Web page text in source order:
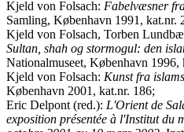
Kjeld von Folsach: Fabelvæsner
Samling, København 1991, kat.nr.
Kjeld von Folsach, Torben
Sultan, shah og stormogul: den
Nationalmuseet, København 1996,
Kjeld von Folsach: Kunst fra
København 2001, kat.nr. 186;
Eric Delpont (red.): L'Orient de
exposition présentée à l'Institut du